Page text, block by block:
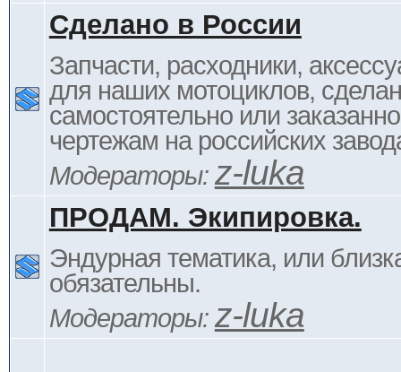
Сделано в России
Запчасти, расходники,
для наших мотоциклов,
самостоятельно или
чертежам на российских
Модераторы: z-luka
ПРОДАМ. Экипировка.
Эндурная тематика, или
обязательны.
Модераторы: z-luka